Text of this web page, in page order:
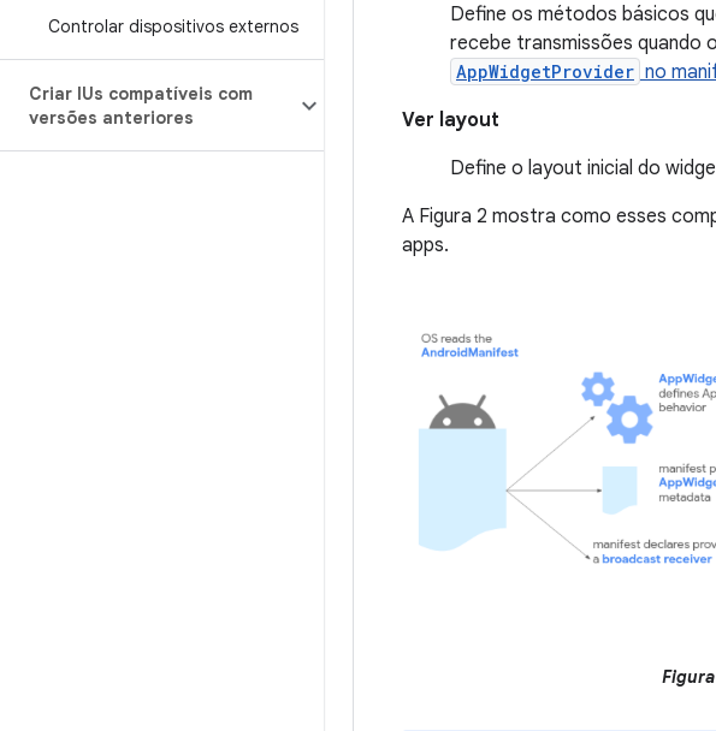
Controlar dispositivos externos
Criar IUs compatíveis com
versões anteriores
Define os métodos básicos
recebe transmissões quando
AppWidgetProvider no
Ver layout
Define o layout inicial do
A Figura 2 mostra como esses
apps.